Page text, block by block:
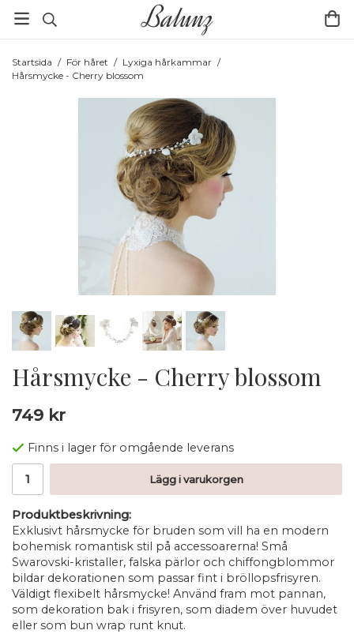
Startsida / För håret / Lyxiga hårkammar /
Hårsmycke - Cherry blossom
Hårsmycke - Cherry blossom
749 kr
Finns i lager för omgående leverans
Lägg i varukorgen
Produktbeskrivning:
Exklusivt hårsmycke för bruden som vill ha en modern
bohemisk romantisk stil på accessoarerna! Små
Swarovski-kristaller, falska pärlor och chiffongblommor
bildar dekorationen som passar fint i bröllopsfrisyren.
Väldigt flexibelt hårsmycke! Använd fram mot pannan,
som dekoration bak i frisyren, som diadem över huvudet
eller som bun wrap runt knut.